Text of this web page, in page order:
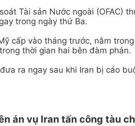
Tài sản Nước ngoài (OFAC)
trong ngày thứ Ba.
cấp vào tháng trước, nằm
thời gian hai bên đàm phán.
ra ngay sau khi Iran bị cáo
án vụ Iran tấn công tàu